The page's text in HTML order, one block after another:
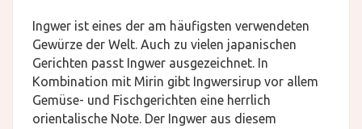
Ingwer ist eines der am häufigsten verwendeten
Gewürze der Welt. Auch zu vielen japanischen
Gerichten passt Ingwer ausgezeichnet. In
Kombination mit Mirin gibt Ingwersirup vor allem
Gemüse- und Fischgerichten eine herrlich
orientalische Note. Der Ingwer aus diesem